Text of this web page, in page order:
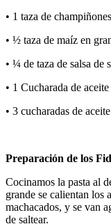
• 1 taza de
• ½ taza de maíz en
• ¼ de taza de salsa de
• 1 Cucharada de
• 3 cucharadas de
Preparación de los
Cocinamos la pasta al
grande se calientan los
machacados, y se van
de saltear.